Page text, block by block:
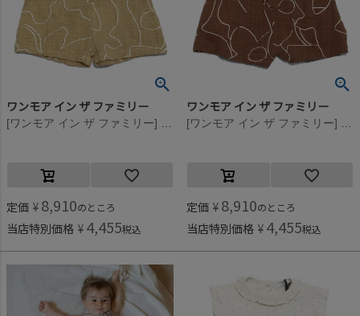
ワンモア イン ザ ファミリー
[ワンモア イン ザ ファミリー] VIVIANA(ラインアートサロペット) ハバナ(117)
定価 ¥ 8,910のところ
当店特別価格 ¥ 4,455税込
ワンモア イン ザ ファミリー
[ワンモア イン ザ ファミリー] VIVIANA(ラインアートサロペット) シエナ(110)
定価 ¥ 8,910のところ
当店特別価格 ¥ 4,455税込